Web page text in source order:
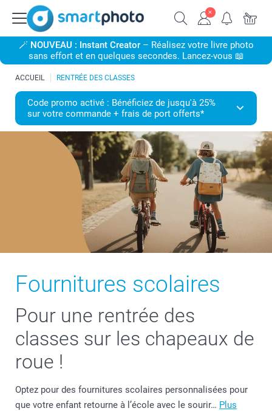
🪄 NOUVEAU : Instant Creator– Réalisez votre livre photo
sans effort et en quelques secondes. Lancez-vous 📖
ACCUEIL RENTRÉE DES CLASSES
Code promo activé : Bénéficiez de jusqu'à 25%
sur votre commande + frais de port offerts*
Fournitures scolaires
Pour une rentrée des
classes sur les chapeaux de
roue !
Optez pour des fournitures scolaires personnalisées pour
que votre enfant retourne à l’école avec le sourir… Plus